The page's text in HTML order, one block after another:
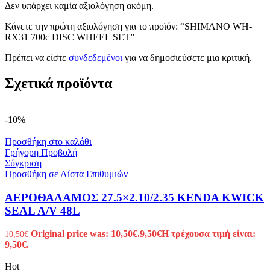
Δεν υπάρχει καμία αξιολόγηση ακόμη.
Κάνετε την πρώτη αξιολόγηση για το προϊόν: “SHIMANO WH-
RX31 700c DISC WHEEL SET”
Πρέπει να είστε συνδεδεμένοι για να δημοσιεύσετε μια κριτική.
Σχετικά προϊόντα
-10%
Προσθήκη στο καλάθι
Γρήγορη Προβολή
Σύγκριση
Προσθήκη σε Λίστα Επιθυμιών
ΑΕΡΟΘΑΛΑΜΟΣ 27.5×2.10/2.35 KENDA KWICK
SEAL A/V 48L
10,50€ Original price was: 10,50€.9,50€Η τρέχουσα τιμή είναι:
9,50€.
Hot